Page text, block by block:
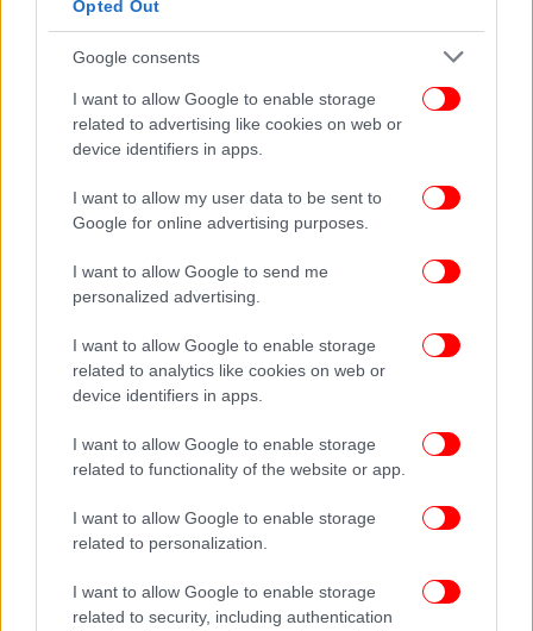
Opted Out
Google consents
I want to allow Google to enable storage
related to advertising like cookies on web or
device identifiers in apps.
I want to allow my user data to be sent to
Google for online advertising purposes.
I want to allow Google to send me
personalized advertising.
I want to allow Google to enable storage
related to analytics like cookies on web or
device identifiers in apps.
I want to allow Google to enable storage
related to functionality of the website or app.
I want to allow Google to enable storage
related to personalization.
I want to allow Google to enable storage
related to security, including authentication
Αρχιτέκτονας, CEO εταιρείας ο 55χρονος που είχε
στήσει το μαντρί με κατσίκες και κότες σε ταράτσα στους
Fuel pass: Εως τις 6 Απριλίου ανοίγει η πλατφόρμα
-Πόσο θα μείνει ανοιχτή για αιτήσεις, πότε θα γίνουν οι
Ξέσπασε σε κλάματα η Ιωάννα Τούνη: Ενοχή των δύο
κατηγορουμένων πρότεινε η εισαγγελέας για το revenge